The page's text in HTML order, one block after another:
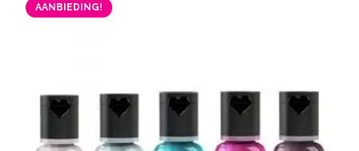
AANBIEDING!